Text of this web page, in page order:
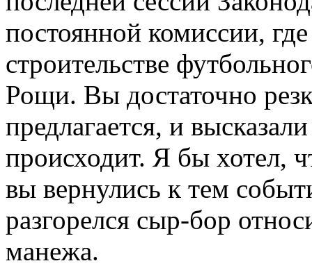
постоянной комиссии,
строительстве
Рощи. Вы достаточно
предлагается, и
происходит. Я бы хотел,
вы вернулись к тем
разгорелся сыр-бор
манежа.